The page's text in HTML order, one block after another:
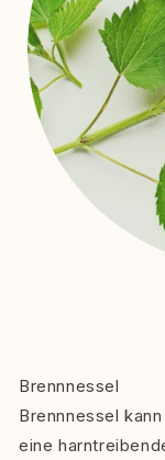
Brennnessel
Brennnessel
eine